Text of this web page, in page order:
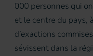
000 personnes qui
et le centre du pays,
d’exactions
sévissent dans la